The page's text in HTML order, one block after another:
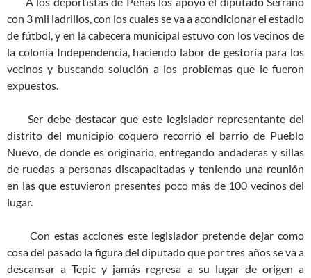
con 3 mil ladrillos, con los cuales se va a acondicionar el estadio
de fútbol, y en la cabecera municipal estuvo con los vecinos de
la colonia Independencia, haciendo labor de gestoría para los
vecinos y buscando solución a los problemas que le fueron
expuestos.
Ser debe destacar que este legislador representante del
distrito del municipio coquero recorrió el barrio de Pueblo
Nuevo, de donde es originario, entregando andaderas y sillas
de ruedas a personas discapacitadas y teniendo una reunión
en las que estuvieron presentes poco más de 100 vecinos del
lugar.
Con estas acciones este legislador pretende dejar como
cosa del pasado la figura del diputado que por tres años se va a
descansar a Tepic y jamás regresa a su lugar de origen a